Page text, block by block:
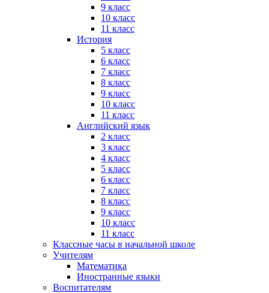
9 класс
10 класс
11 класс
История
5 класс
6 класс
7 класс
8 класс
9 класс
10 класс
11 класс
Английский язык
2 класс
3 класс
4 класс
5 класс
6 класс
7 класс
8 класс
9 класс
10 класс
11 класс
Классные часы в начальной школе
Учителям
Математика
Иностранные языки
Воспитателям